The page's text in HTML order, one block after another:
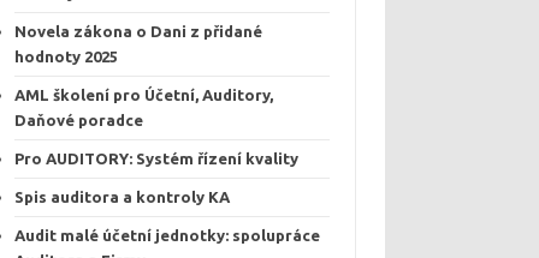
Novela zákona o Dani z přidané
hodnoty 2025
AML školení pro Účetní, Auditory,
Daňové poradce
Pro AUDITORY: Systém řízení kvality
Spis auditora a kontroly KA
Audit malé účetní jednotky: spolupráce